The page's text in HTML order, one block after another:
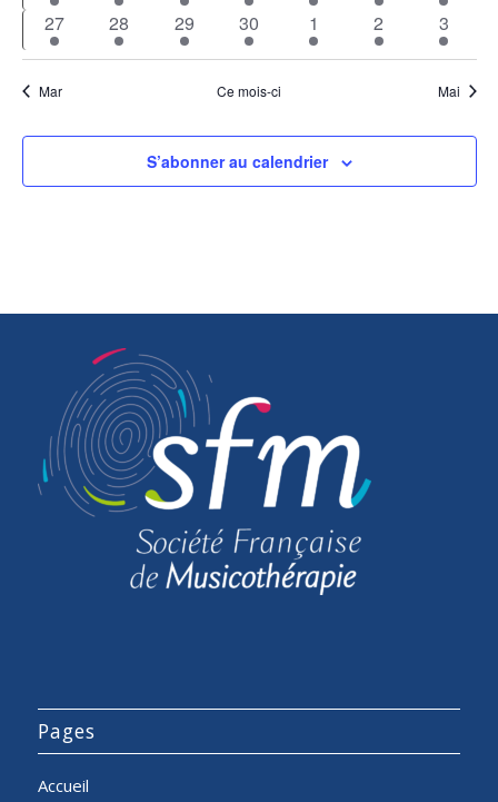
évènementsévènementsévènementsévènementsévènementsévènements
3
évènements
27
3
évènements
28
3
évènements
29
3
évènements
30
3
évènements
1
3
évènements
2
3
3
Mar Ce mois-ci Mai
S’abonner au calendrier
Pages
Accueil